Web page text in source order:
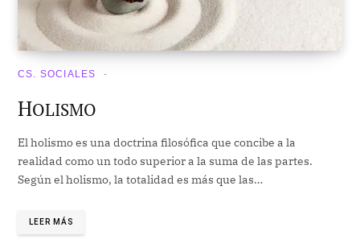
CS. SOCIALES
HOLISMO
El holismo es una doctrina filosófica que concibe a la
realidad como un todo superior a la suma de las partes.
Según el holismo, la totalidad es más que las…
LEER MÁS